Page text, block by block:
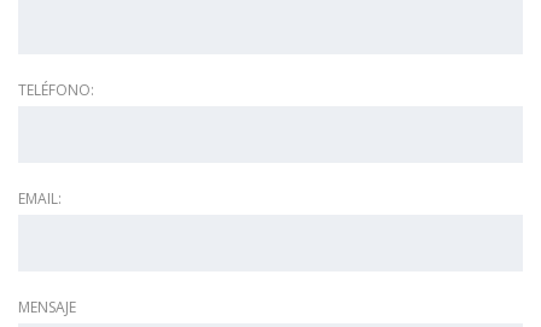
TELÉFONO:
EMAIL:
MENSAJE